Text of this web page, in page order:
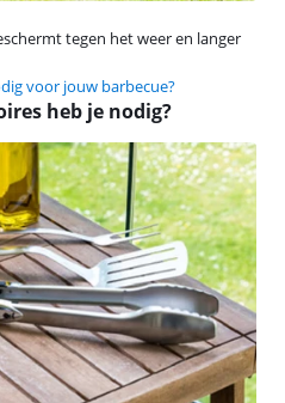
tegen het weer en langer
voor jouw barbecue?
heb je nodig?